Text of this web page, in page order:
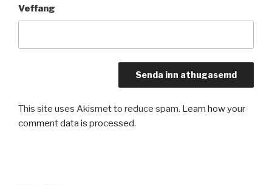
Veffang
This site uses Akismet to reduce spam. Learn how your
comment data is processed.